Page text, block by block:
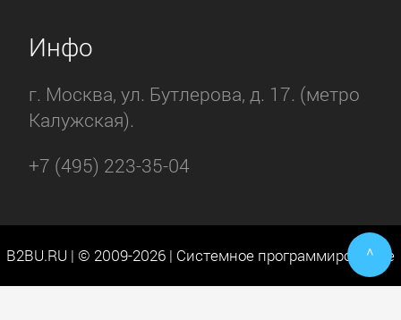
Инфо
г. Москва, ул. Бутлерова, д. 17. (метро
Калужская).
+7 (495) 223-35-04
B2BU.RU | © 2009-2026 | Системное программирование
^